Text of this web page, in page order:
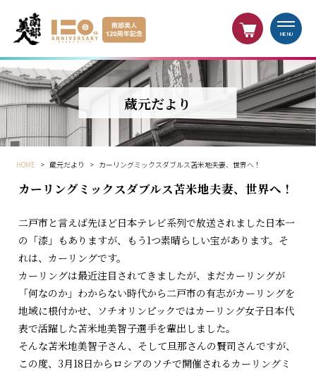
MENU
蔵元だより
HOME > 蔵元だより > カーリングミックスダブルス苫米地夫妻、世界へ！
カーリングミックスダブルス苫米地夫妻、世界へ！
二戸市と言えば先ほど日本テレビ系列で放送されました日本一
の「漆」もありますが、もう1つ素晴らしい宝があります。そ
れは、カーリングです。
カーリングは最近注目されてきましたが、まだカーリングが
「何なのか」わからない時代から二戸市の有志がカーリングを
地域に根付かせ、ソチオリンピックではカーリング女子日本代
表で活躍した苫米地美智子選手を輩出しました。
そんな苫米地美智子さん、そして旦那さんの賢司さんですが、
この度、3月18日からロシアのソチで開催されるカーリングミ